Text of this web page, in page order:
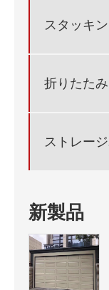
スタッキ
折りたた
ストレー
新製品